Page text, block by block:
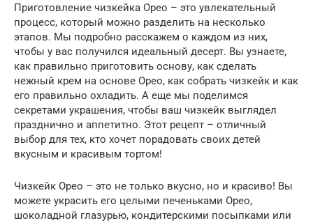
Приготовление чизкейка Орео – это увлекательный
процесс, который можно разделить на несколько
этапов. Мы подробно расскажем о каждом из них,
чтобы у вас получился идеальный десерт. Вы узнаете,
как правильно приготовить основу, как сделать
нежный крем на основе Орео, как собрать чизкейк и как
его правильно охладить. А еще мы поделимся
секретами украшения, чтобы ваш чизкейк выглядел
празднично и аппетитно. Этот рецепт – отличный
выбор для тех, кто хочет порадовать своих детей
вкусным и красивым тортом!
Чизкейк Орео – это не только вкусно, но и красиво! Вы
можете украсить его целыми печеньками Орео,
шоколадной глазурью, кондитерскими посыпками или